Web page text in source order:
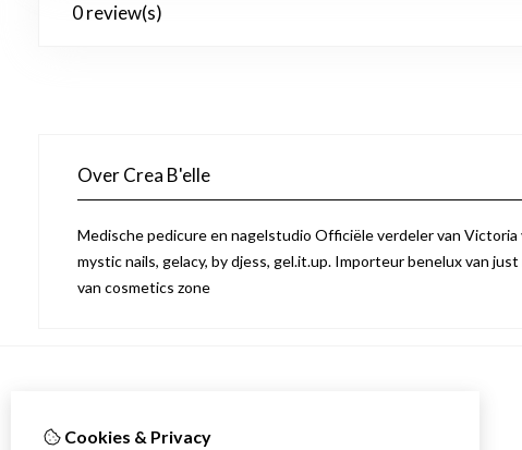
0 review(s)
Over Crea B'elle
Medische pedicure en nagelstudio Officiële verdeler van Victoria
mystic nails, gelacy, by djess, gel.it.up. Importeur benelux van
van cosmetics zone
Over ons
Cookies & Privacy